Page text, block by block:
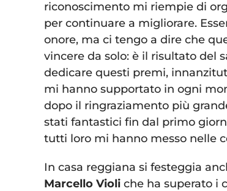
riconoscimento mi riempie di
per continuare a migliorare.
onore, ma ci tengo a dire che
vincere da solo: è il risultato del
dedicare questi premi,
mi hanno supportato in ogni
dopo il ringraziamento più
stati fantastici fin dal primo
tutti loro mi hanno messo nelle
In casa reggiana si festeggia
Marcello Violi che ha superato i